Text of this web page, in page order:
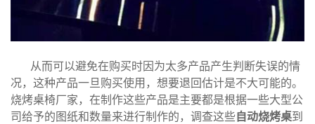
从而可以避免在购买时因为太多产品产生判断失误的情
况，这种产品一旦购买使用，想要退回估计是不大可能的。
烧烤桌椅厂家，在制作这些产品是主要都是根据一些大型公
司给予的图纸和数量来进行制作的，调查这些自动烧烤桌到